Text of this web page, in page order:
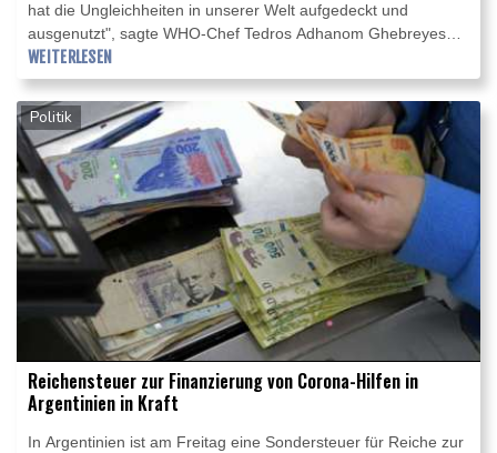
hat die Ungleichheiten in unserer Welt aufgedeckt und
ausgenutzt", sagte WHO-Chef Tedros Adhanom Ghebreyesus
bei einer virtuellen Pressekonferenz am Freitag. Er prangerte
erneut das Vorgehen wohlhabender Länder an, sich große
Mengen verschiedener Impfstoffe zu sichern und ärmere
Staaten zu benachteiligen.
WEITERLESEN
Politik
Reichensteuer zur Finanzierung von Corona-Hilfen in
Argentinien in Kraft
In Argentinien ist am Freitag eine Sondersteuer für Reiche zur